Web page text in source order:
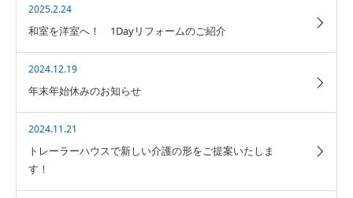
2025.2.24
和室を洋室へ！ 1Dayリフォームのご紹介
2024.12.19
年末年始休みのお知らせ
2024.11.21
トレーラーハウスで新しい介護の形をご提案いたしま
す！